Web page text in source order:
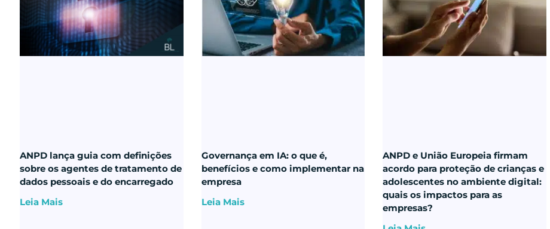
ANPD lança guia com definições
sobre os agentes de tratamento de
dados pessoais e do encarregado
Leia Mais
Governança em IA: o que é,
benefícios e como implementar na
empresa
Leia Mais
ANPD e União Europeia firmam
acordo para proteção de crianças e
adolescentes no ambiente digital:
quais os impactos para as
empresas?